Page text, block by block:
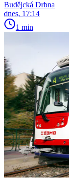
Budějcká Drbna
dnes, 17:14
1 min